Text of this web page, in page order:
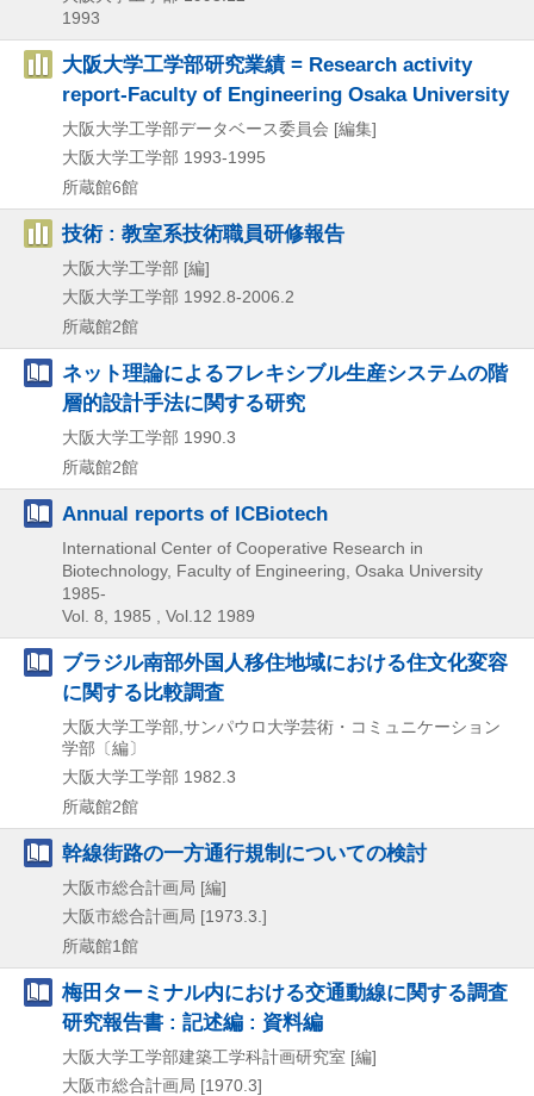
1993
大阪大学工学部研究業績 = Research activity
report-Faculty of Engineering Osaka University
大阪大学工学部データベース委員会 [編集]
大阪大学工学部 1993-1995
所蔵館6館
技術 : 教室系技術職員研修報告
大阪大学工学部 [編]
大阪大学工学部 1992.8-2006.2
所蔵館2館
ネット理論によるフレキシブル生産システムの階
層的設計手法に関する研究
大阪大学工学部 1990.3
所蔵館2館
Annual reports of ICBiotech
International Center of Cooperative Research in
Biotechnology, Faculty of Engineering, Osaka University
1985-
Vol. 8, 1985 , Vol.12 1989
ブラジル南部外国人移住地域における住文化変容
に関する比較調査
大阪大学工学部,サンパウロ大学芸術・コミュニケーション
学部〔編〕
大阪大学工学部 1982.3
所蔵館2館
幹線街路の一方通行規制についての検討
大阪市総合計画局 [編]
大阪市総合計画局 [1973.3.]
所蔵館1館
梅田ターミナル内における交通動線に関する調査
研究報告書 : 記述編 : 資料編
大阪大学工学部建築工学科計画研究室 [編]
大阪市総合計画局 [1970.3]